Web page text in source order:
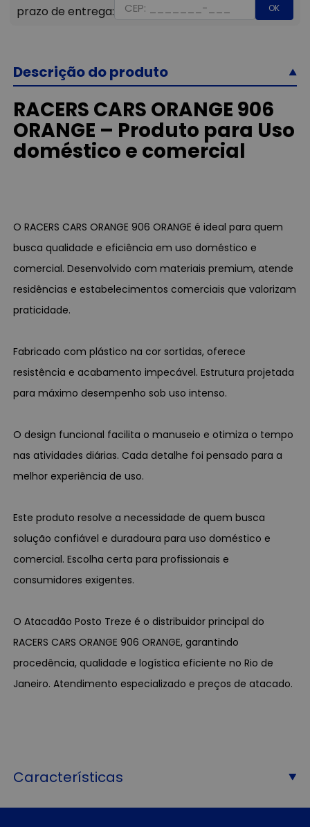
OK
Descrição do produto
RACERS CARS ORANGE 906
ORANGE – Produto para Uso
doméstico e comercial
O RACERS CARS ORANGE 906 ORANGE é ideal para quem
busca qualidade e eficiência em uso doméstico e
comercial. Desenvolvido com materiais premium, atende
residências e estabelecimentos comerciais que valorizam
praticidade.
Fabricado com plástico na cor sortidas, oferece
resistência e acabamento impecável. Estrutura projetada
para máximo desempenho sob uso intenso.
O design funcional facilita o manuseio e otimiza o tempo
nas atividades diárias. Cada detalhe foi pensado para a
melhor experiência de uso.
Este produto resolve a necessidade de quem busca
solução confiável e duradoura para uso doméstico e
comercial. Escolha certa para profissionais e
consumidores exigentes.
O Atacadão Posto Treze é o distribuidor principal do
RACERS CARS ORANGE 906 ORANGE, garantindo
procedência, qualidade e logística eficiente no Rio de
Janeiro. Atendimento especializado e preços de atacado.
Características